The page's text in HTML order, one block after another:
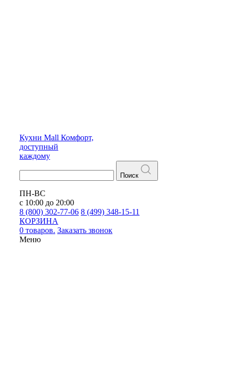
Кухни Mall Комфорт,
доступный
каждому
Поиск
ПН-ВС
с 10:00 до 20:00
8 (800) 302-77-06 8 (499) 348-15-11
КОРЗИНА
0 товаров. Заказать звонок
Меню